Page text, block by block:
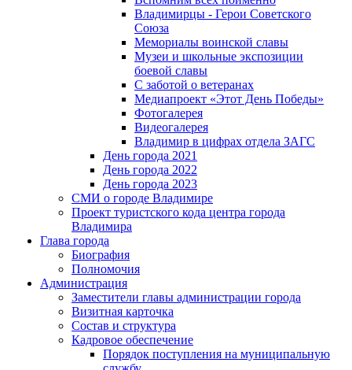
Владимирцы - Герои Советского
Союза
Мемориалы воинской славы
Музеи и школьные экспозиции
боевой славы
С заботой о ветеранах
Медиапроект «Этот День Победы»
Фотогалерея
Видеогалерея
Владимир в цифрах отдела ЗАГС
День города 2021
День города 2022
День города 2023
СМИ о городе Владимире
Проект туристского кода центра города
Владимира
Глава города
Биография
Полномочия
Администрация
Заместители главы администрации города
Визитная карточка
Состав и структура
Кадровое обеспечение
Порядок поступления на муниципальную